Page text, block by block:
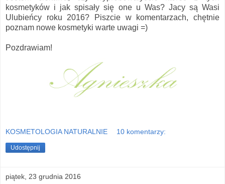
kosmetyków i jak spisały się one u Was? Jacy są Wasi
Ulubieńcy roku 2016? Piszcie w komentarzach, chętnie
poznam nowe kosmetyki warte uwagi =)
Pozdrawiam!
KOSMETOLOGIA NATURALNIE 10 komentarzy:
Udostępnij
piątek, 23 grudnia 2016